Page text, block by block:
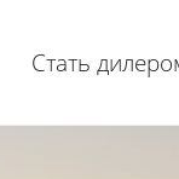
Стать